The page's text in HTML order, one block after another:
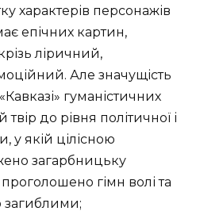
характерів персонажів
епічних картин,
ліричний,
Але значущість
гуманістичних
до рівня політичної і
у якій цілісною
загарбницьку
проголошено гімн волі та